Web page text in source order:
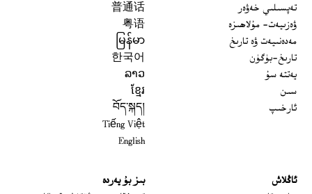
تەپسىلىي خەۋەر
ۋەزىيەت- مۇلاھىزە
مەدەنىيەت ۋە تارىخ
تارىخ-بۈگۈن
يەتتە سۇ
سىن
ئارخىپ
普通话
粤语
မြန်မာ
한국어
ລາວ
ខ្មែរ
བོད་སྐད།
Tiếng Việt
English
ئاڭلاش
بىز بۇ يەردە